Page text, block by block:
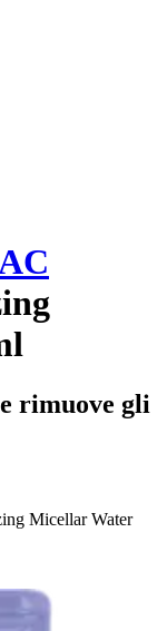
rimuove gli
Micellar Water